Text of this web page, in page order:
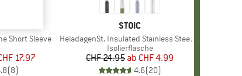
Short Sleeve
Preis
17.97
(8)
MARKE
STOIC
Artikel
HeladagenSt. Insulated Stainless Steel Bottle 500
Produktgruppe
Isolierflasche
Preis
CHF 24.95 reduzierter Preis
ab CHF 4.99
4.6(20)